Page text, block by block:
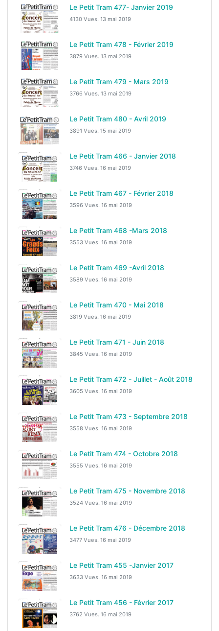
Le Petit Tram 477- Janvier 2019
4130 Vues. 13 mai 2019
Le Petit Tram 478 - Février 2019
3879 Vues. 13 mai 2019
Le Petit Tram 479 - Mars 2019
3766 Vues. 13 mai 2019
Le Petit Tram 480 - Avril 2019
3891 Vues. 15 mai 2019
Le Petit Tram 466 - Janvier 2018
3746 Vues. 16 mai 2019
Le Petit Tram 467 - Février 2018
3596 Vues. 16 mai 2019
Le Petit Tram 468 -Mars 2018
3553 Vues. 16 mai 2019
Le Petit Tram 469 -Avril 2018
3589 Vues. 16 mai 2019
Le Petit Tram 470 - Mai 2018
3819 Vues. 16 mai 2019
Le Petit Tram 471 - Juin 2018
3845 Vues. 16 mai 2019
Le Petit Tram 472 - Juillet - Août 2018
3605 Vues. 16 mai 2019
Le Petit Tram 473 - Septembre 2018
3558 Vues. 16 mai 2019
Le Petit Tram 474 - Octobre 2018
3555 Vues. 16 mai 2019
Le Petit Tram 475 - Novembre 2018
3524 Vues. 16 mai 2019
Le Petit Tram 476 - Décembre 2018
3477 Vues. 16 mai 2019
Le Petit Tram 455 -Janvier 2017
3633 Vues. 16 mai 2019
Le Petit Tram 456 - Février 2017
3762 Vues. 16 mai 2019